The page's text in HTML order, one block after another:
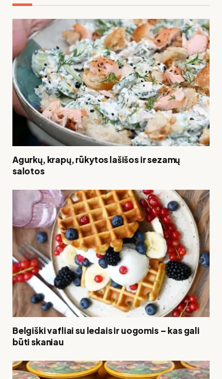
Agurkų, krapų, rūkytos lašišos ir sezamų
salotos
Belgiški vafliai su ledais ir uogomis – kas gali
būti skaniau